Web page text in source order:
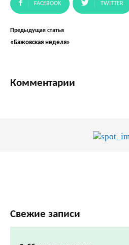
FACEBOOK TWITTER
Предыдущая статья
«Бажовская неделя»
Комментарии
Свежие записи